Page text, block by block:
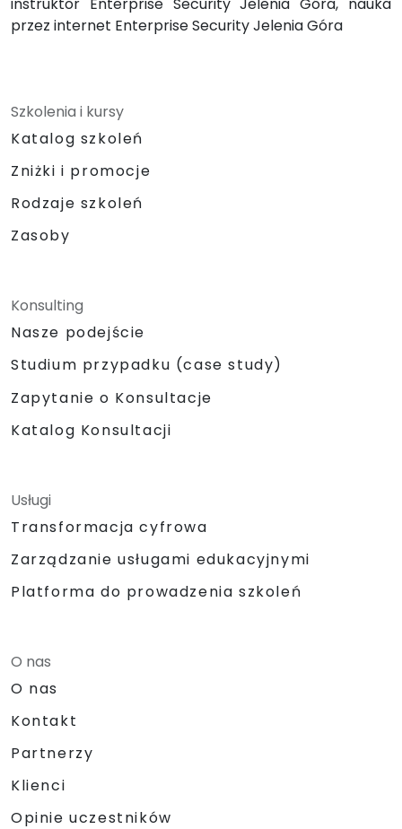
instruktor Enterprise Security Jelenia Góra, nauka
przez internet Enterprise Security Jelenia Góra
Szkolenia i kursy
Katalog szkoleń
Zniżki i promocje
Rodzaje szkoleń
Zasoby
Konsulting
Nasze podejście
Studium przypadku (case study)
Zapytanie o Konsultacje
Katalog Konsultacji
Usługi
Transformacja cyfrowa
Zarządzanie usługami edukacyjnymi
Platforma do prowadzenia szkoleń
O nas
O nas
Kontakt
Partnerzy
Klienci
Opinie uczestników